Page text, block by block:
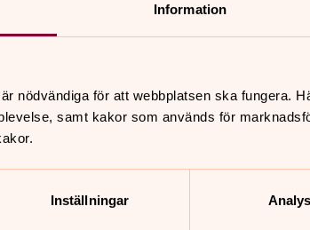
Information
nödvändiga för att webbplatsen ska fungera.
samt kakor som används för
Inställningar Analys
höstterminen.